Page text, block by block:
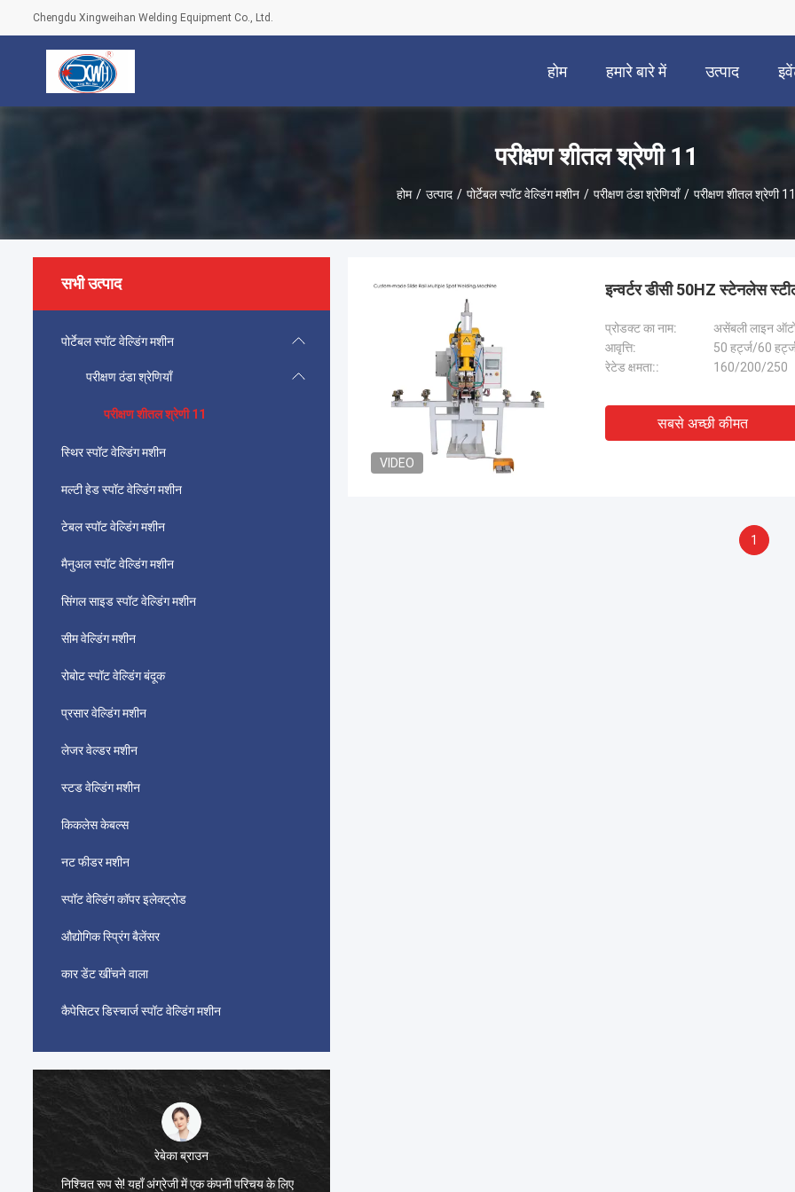
Chengdu Xingweihan Welding Equipment Co., Ltd.
होम हमारे बारे में उत्पाद
परीक्षण शीतल श्रेणी 11
होम / उत्पाद / पोर्टेबल स्पॉट वेल्डिंग मशीन / परीक्षण ठंडा श्रेणियाँ / परीक्षण शीतल श्रेणी 11
सभी उत्पाद
पोर्टेबल स्पॉट वेल्डिंग मशीन
परीक्षण ठंडा श्रेणियाँ
परीक्षण शीतल श्रेणी 11
स्थिर स्पॉट वेल्डिंग मशीन
मल्टी हेड स्पॉट वेल्डिंग मशीन
टेबल स्पॉट वेल्डिंग मशीन
मैनुअल स्पॉट वेल्डिंग मशीन
सिंगल साइड स्पॉट वेल्डिंग मशीन
सीम वेल्डिंग मशीन
रोबोट स्पॉट वेल्डिंग बंदूक
प्रसार वेल्डिंग मशीन
लेजर वेल्डर मशीन
स्टड वेल्डिंग मशीन
किकलेस केबल्स
नट फीडर मशीन
स्पॉट वेल्डिंग कॉपर इलेक्ट्रोड
औद्योगिक स्प्रिंग बैलेंसर
कार डेंट खींचने वाला
कैपेसिटर डिस्चार्ज स्पॉट वेल्डिंग मशीन
रेबेका ब्राउन
निश्चित रूप से! यहाँ अंग्रेजी में एक कंपनी परिचय के लिए
VIDEO
इन्वर्टर डीसी 50HZ स्टेनलेस
प्रोडक्ट का नाम:
असेंबली लाइन
आवृत्ति:
50 हर्ट्ज/60
रेटेड क्षमता::
160/200/250
सबसे अच्छी कीमत
1